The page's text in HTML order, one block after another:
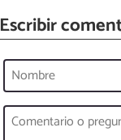
Escribir